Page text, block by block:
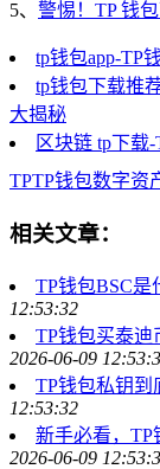
5、 警惕！TP 钱
tp钱包app-TP
tp钱包下载推
大揭秘
区块链 tp下载
TPTP钱包数字资
相关文章：
TP钱包BSC
12:53:32
TP钱包买泰迪
2026-06-09
TP钱包私钥到
12:53:32
新手必看，TP
2026-06-09